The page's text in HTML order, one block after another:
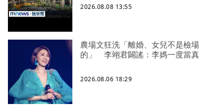
2026.08.08 13:55
農場文狂洗「離婚、女兒不是檢場
的」 李翊君闢謠：李媽一度當真
2026.08.06 18:29